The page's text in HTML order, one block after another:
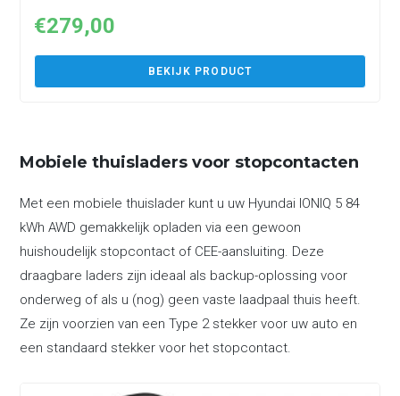
€279,00
BEKIJK PRODUCT
Mobiele thuisladers voor stopcontacten
Met een mobiele thuislader kunt u uw Hyundai IONIQ 5 84
kWh AWD gemakkelijk opladen via een gewoon
huishoudelijk stopcontact of CEE-aansluiting. Deze
draagbare laders zijn ideaal als backup-oplossing voor
onderweg of als u (nog) geen vaste laadpaal thuis heeft.
Ze zijn voorzien van een Type 2 stekker voor uw auto en
een standaard stekker voor het stopcontact.